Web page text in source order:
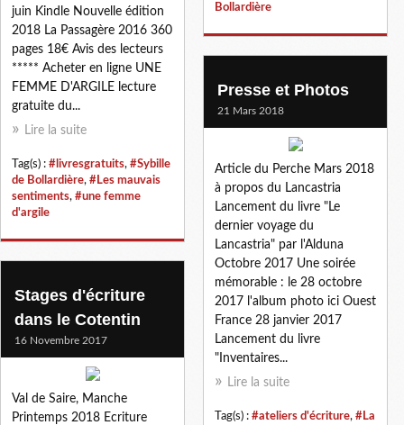
Bollardière
juin Kindle Nouvelle édition
2018 La Passagère 2016 360
pages 18€ Avis des lecteurs
***** Acheter en ligne UNE
FEMME D'ARGILE lecture
gratuite du...
Lire la suite
Tag(s) : #livresgratuits, #Sybille
de Bollardière, #Les mauvais
sentiments, #une femme
d'argile
Presse et Photos
21 Mars 2018
Article du Perche Mars 2018
à propos du Lancastria
Lancement du livre "Le
dernier voyage du
Lancastria" par l'Alduna
Octobre 2017 Une soirée
mémorable : le 28 octobre
2017 l'album photo ici Ouest
France 28 janvier 2017
Lancement du livre
"Inventaires...
Lire la suite
Tag(s) : #ateliers d'écriture, #La
Stages d'écriture
dans le Cotentin
16 Novembre 2017
Val de Saire, Manche
Printemps 2018 Ecriture